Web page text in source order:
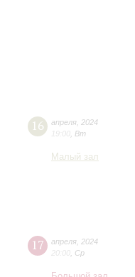
16 апреля 2024
19:00 Вт
Малый зал
17 апреля 2024
20:00 Ср